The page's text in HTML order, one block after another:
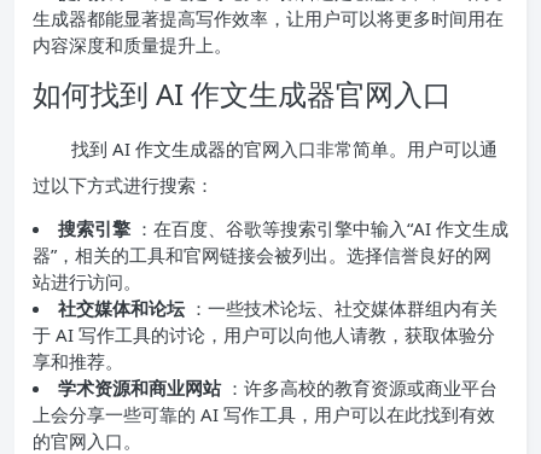
生成器都能显著提高写作效率，让用户可以将更多时间用在
内容深度和质量提升上。
如何找到 AI 作文生成器官网入口
找到 AI 作文生成器的官网入口非常简单。用户可以通
过以下方式进行搜索：
搜索引擎 ：在百度、谷歌等搜索引擎中输入“AI 作文生成
器”，相关的工具和官网链接会被列出。选择信誉良好的网
站进行访问。
社交媒体和论坛 ：一些技术论坛、社交媒体群组内有关
于 AI 写作工具的讨论，用户可以向他人请教，获取体验分
享和推荐。
学术资源和商业网站 ：许多高校的教育资源或商业平台
上会分享一些可靠的 AI 写作工具，用户可以在此找到有效
的官网入口。